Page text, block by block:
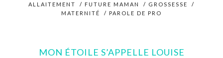
ALLAITEMENT / FUTURE MAMAN / GROSSESSE
/
MATERNITÉ
/ PAROLE DE PRO
MON ÉTOILE S’APPELLE LOUISE